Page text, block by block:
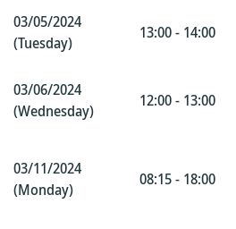
03/05/2024
(Tuesday)
13:00 - 14:00
03/06/2024
(Wednesday)
12:00 - 13:00
03/11/2024
(Monday)
08:15 - 18:00